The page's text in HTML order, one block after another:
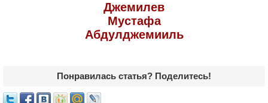
Джемилев
Мустафа
Абдулджемииль
Понравилась статья? Поделитесь!